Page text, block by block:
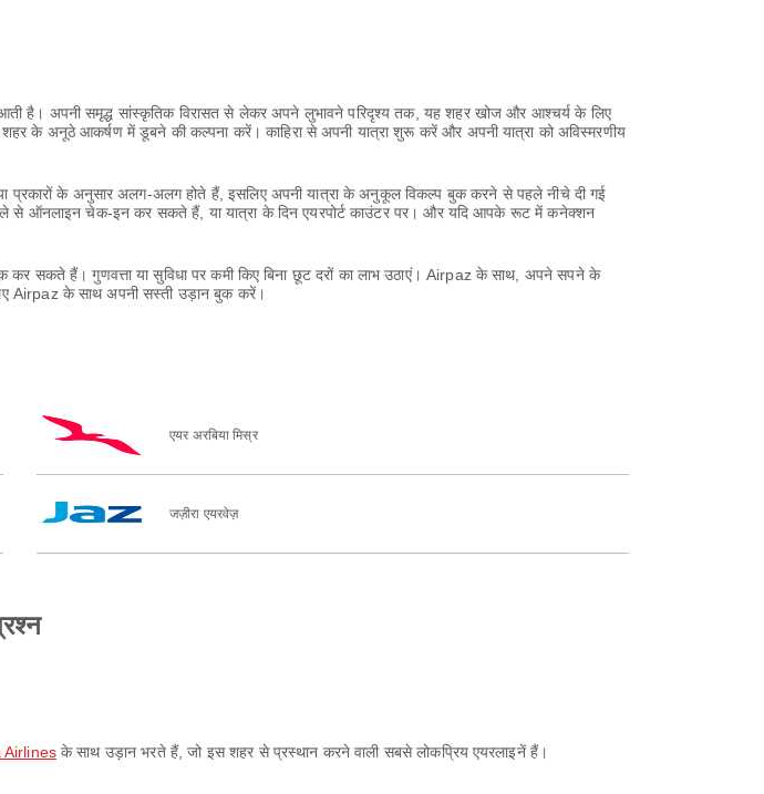
है। अपनी समृद्ध सांस्कृतिक विरासत से लेकर अपने लुभावने परिदृश्य तक, यह शहर खोज और आश्चर्य के लिए
के अनूठे आकर्षण में डूबने की कल्पना करें। काहिरा से अपनी यात्रा शुरू करें और अपनी यात्रा को अविस्मरणीय
प्रकारों के अनुसार अलग-अलग होते हैं, इसलिए अपनी यात्रा के अनुकूल विकल्प बुक करने से पहले नीचे दी गई
से ऑनलाइन चेक-इन कर सकते हैं, या यात्रा के दिन एयरपोर्ट काउंटर पर। और यदि आपके रूट में कनेक्शन
सकते हैं। गुणवत्ता या सुविधा पर कमी किए बिना छूट दरों का लाभ उठाएं। Airpaz के साथ, अपने सपने के
Airpaz के साथ अपनी सस्ती उड़ान बुक करें।
एयर अरबिया मिस्र
जज़ीरा एयरवेज़
Airlinesके साथ उड़ान भरते हैं, जो इस शहर से प्रस्थान करने वाली सबसे लोकप्रिय एयरलाइनें हैं।